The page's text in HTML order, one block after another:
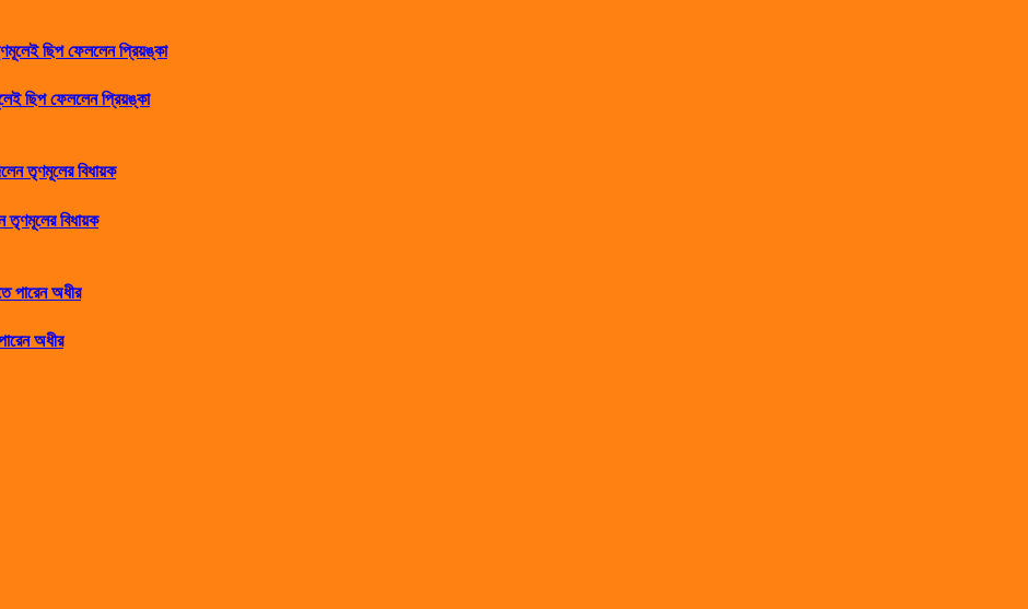
ছিপ ফেললেন প্রিয়ঙ্কা
বিধায়ক
অধীর